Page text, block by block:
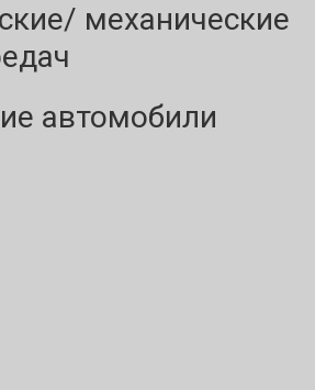
механические
автомобили